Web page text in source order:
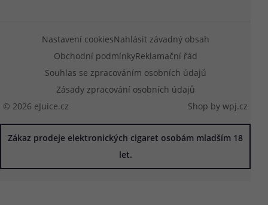
© 2026 eJuice.cz
Nastavení cookiesNahlásit závadný obsah
Obchodní podmínkyReklamační řád
Souhlas se zpracováním osobních údajů
Zásady zpracování osobních údajů
Shop by wpj.cz
Zákaz prodeje elektronických cigaret osobám mladším 18
let.